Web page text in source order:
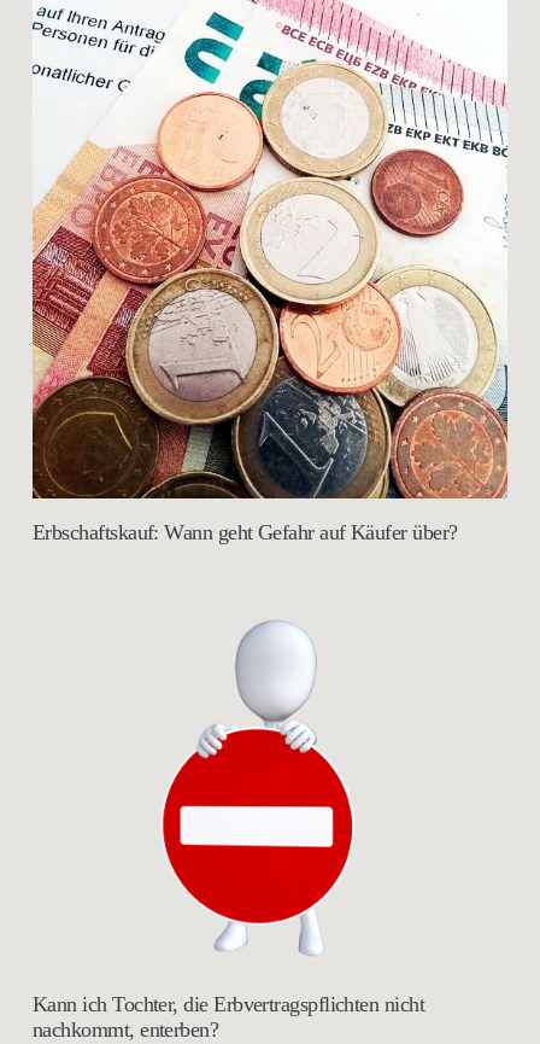
Erbschaftskauf: Wann geht Gefahr auf Käufer über?
Kann ich Tochter, die Erbvertragspflichten nicht
nachkommt, enterben?